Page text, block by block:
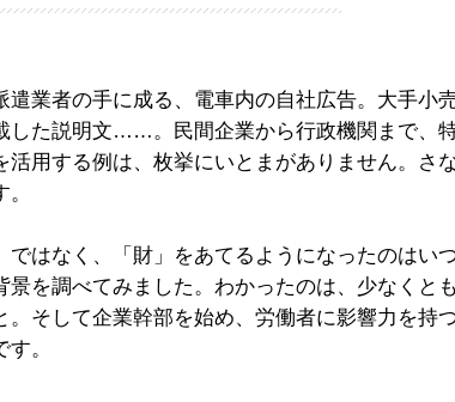
遣業者の手に成る、電車内の自社広告。大手小
した説明文……。民間企業から行政機関まで、
活用する例は、枚挙にいとまがありません。さ
ではなく、「財」をあてるようになったのは
景を調べてみました。わかったのは、少なくと
。そして企業幹部を始め、労働者に影響力を持
す。